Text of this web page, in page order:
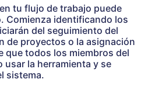
en tu flujo de trabajo puede
Comienza identificando los
del seguimiento del
de proyectos o la asignación
que todos los miembros del
la herramienta y se
sistema.